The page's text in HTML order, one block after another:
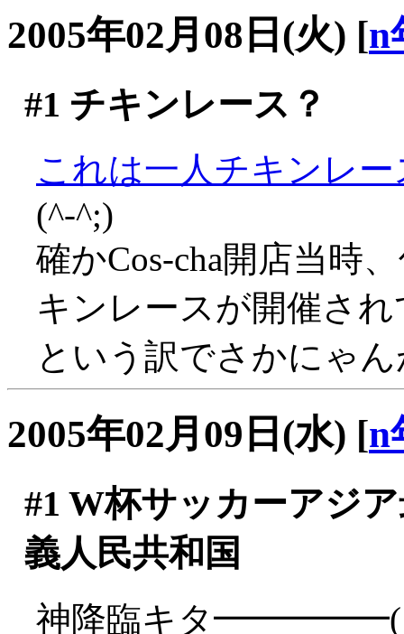
2005年02月08日(火) [n
#1 チキンレース？
これは一人チキンレー
(^-^;)
確かCos-cha開店当時
キンレースが開催さ
という訳でさかにゃ
2005年02月09日(水) [n
#1 W杯サッカーアジ
義人民共和国
神降臨キタ